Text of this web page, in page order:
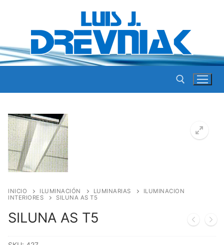
contenido
INICIO ILUMINACIÓN LUMINARIAS
ILUMINACION
INTERIORES
SILUNA AS T5
SILUNA AS T5